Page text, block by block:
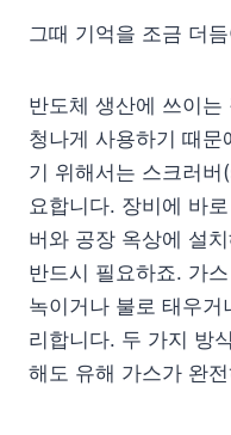
그때 기억을 조금 더
반도체 생산에 쓰이
청나게 사용하기 때
기 위해서는 스크러
요합니다. 장비에 바
버와 공장 옥상에 설
반드시 필요하죠. 가
녹이거나 불로 태우거
리합니다. 두 가지 방
해도 유해 가스가 완